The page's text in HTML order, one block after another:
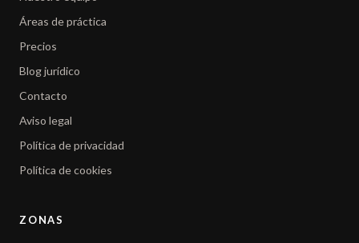
Áreas de práctica
Precios
Blog jurídico
Contacto
Aviso legal
Política de privacidad
Política de cookies
ZONAS